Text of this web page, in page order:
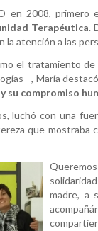
en 2008, primero
Terapéutica.
la atención a las
el tratamiento
María
su compromiso
luchó con una
que mostraba
madre, a